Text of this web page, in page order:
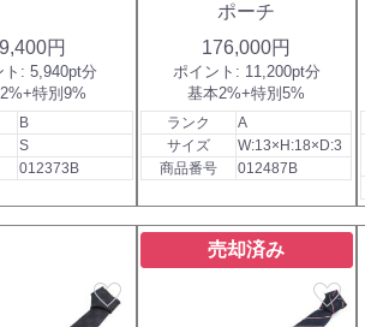
円
ト: 5,940pt分
特別9%
B
S
012373B
ポーチ
176,000円
ポイント: 11,200pt分
基本2%+特別5%
ランク
A
サイズ
W:13×H:18×D:3
商品番号
012487B
favorite
売却済み
favorite